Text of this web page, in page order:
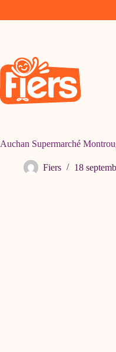
Auchan Supermarché
Fiers 18